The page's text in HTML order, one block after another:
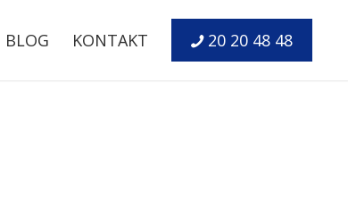
BLOG KONTAKT 20 20 48 48